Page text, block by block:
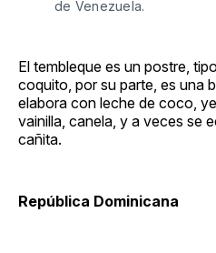
de Venezuela.
El tembleque es un postre,
coquito, por su parte, es una
elabora con leche de coco,
vainilla, canela, y a veces se
cañita.
República Dominicana